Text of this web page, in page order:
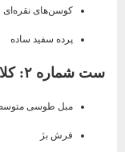
کوسن‌های نقره‌ای
پرده سفید ساده
ست شماره ۲: کلاسیک و گرم
مبل طوسی متوسط
فرش بژ